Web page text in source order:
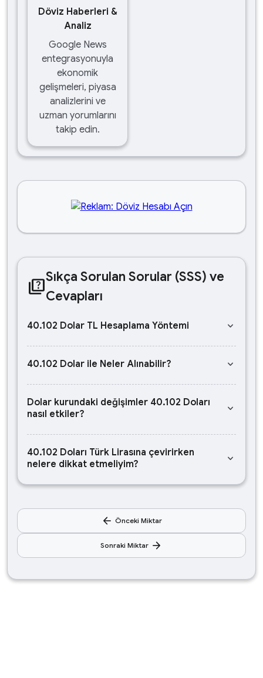
Döviz Haberleri &
Analiz
Google News
entegrasyonuyla
ekonomik
gelişmeleri, piyasa
analizlerini ve
uzman yorumlarını
takip edin.
quizSıkça Sorulan Sorular (SSS) ve
Cevapları
40.102 Dolar TL Hesaplama Yöntemi keyboard_arrow_down
40.102 Dolar ile Neler Alınabilir? keyboard_arrow_down
Dolar kurundaki değişimler 40.102 Doları
nasıl etkiler?
keyboard_arrow_down
40.102 Doları Türk Lirasına çevirirken
nelere dikkat etmeliyim?
keyboard_arrow_down
arrow_back Önceki Miktar
Sonraki Miktar arrow_forward